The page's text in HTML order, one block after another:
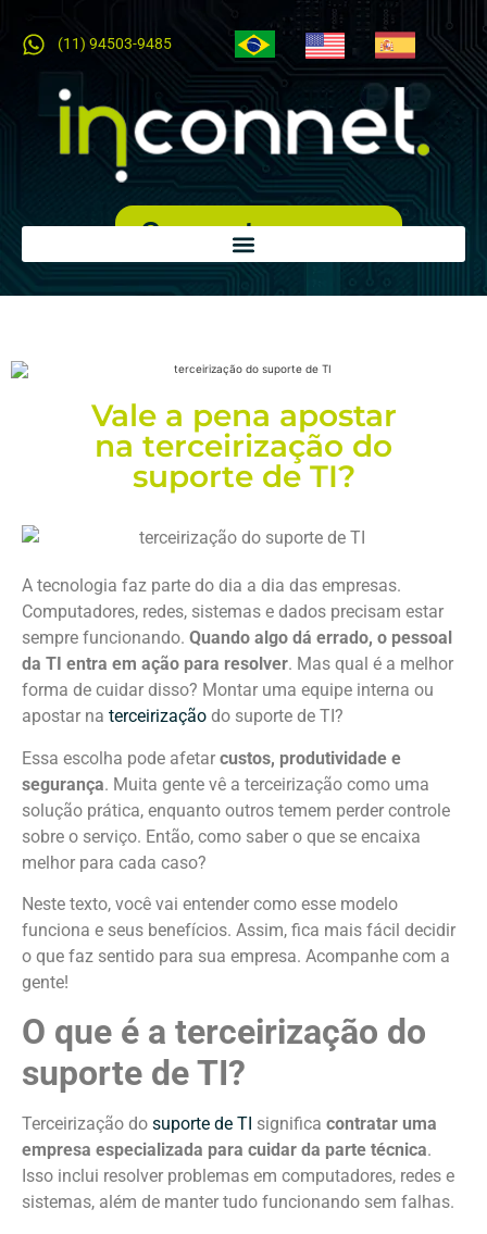
(11) 94503-9485
Orçamento expresso
Vale a pena apostar
na terceirização do
suporte de TI?
A tecnologia faz parte do dia a dia das empresas.
Computadores, redes, sistemas e dados precisam estar
sempre funcionando. Quando algo dá errado, o pessoal
da TI entra em ação para resolver. Mas qual é a melhor
forma de cuidar disso? Montar uma equipe interna ou
apostar na terceirização do suporte de TI?
Essa escolha pode afetar custos, produtividade e
segurança. Muita gente vê a terceirização como uma
solução prática, enquanto outros temem perder controle
sobre o serviço. Então, como saber o que se encaixa
melhor para cada caso?
Neste texto, você vai entender como esse modelo
funciona e seus benefícios. Assim, fica mais fácil decidir
o que faz sentido para sua empresa. Acompanhe com a
gente!
O que é a terceirização do
suporte de TI?
Terceirização do suporte de TI significa contratar uma
empresa especializada para cuidar da parte técnica.
Isso inclui resolver problemas em computadores, redes e
sistemas, além de manter tudo funcionando sem falhas.